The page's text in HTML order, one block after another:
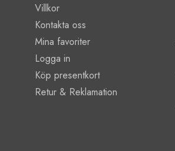
Villkor
Kontakta oss
Mina favoriter
Logga in
Köp presentkort
Retur & Reklamation